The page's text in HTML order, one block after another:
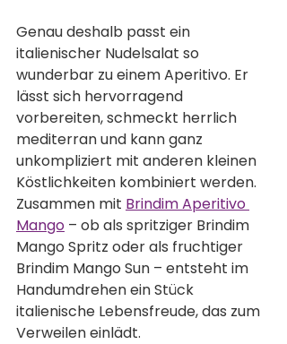
Genau deshalb passt ein
italienischer Nudelsalat so
wunderbar zu einem Aperitivo. Er
lässt sich hervorragend
vorbereiten, schmeckt herrlich
mediterran und kann ganz
unkompliziert mit anderen kleinen
Köstlichkeiten kombiniert werden.
Zusammen mit Brindim Aperitivo
Mango – ob als spritziger Brindim
Mango Spritz oder als fruchtiger
Brindim Mango Sun – entsteht im
Handumdrehen ein Stück
italienische Lebensfreude, das zum
Verweilen einlädt.